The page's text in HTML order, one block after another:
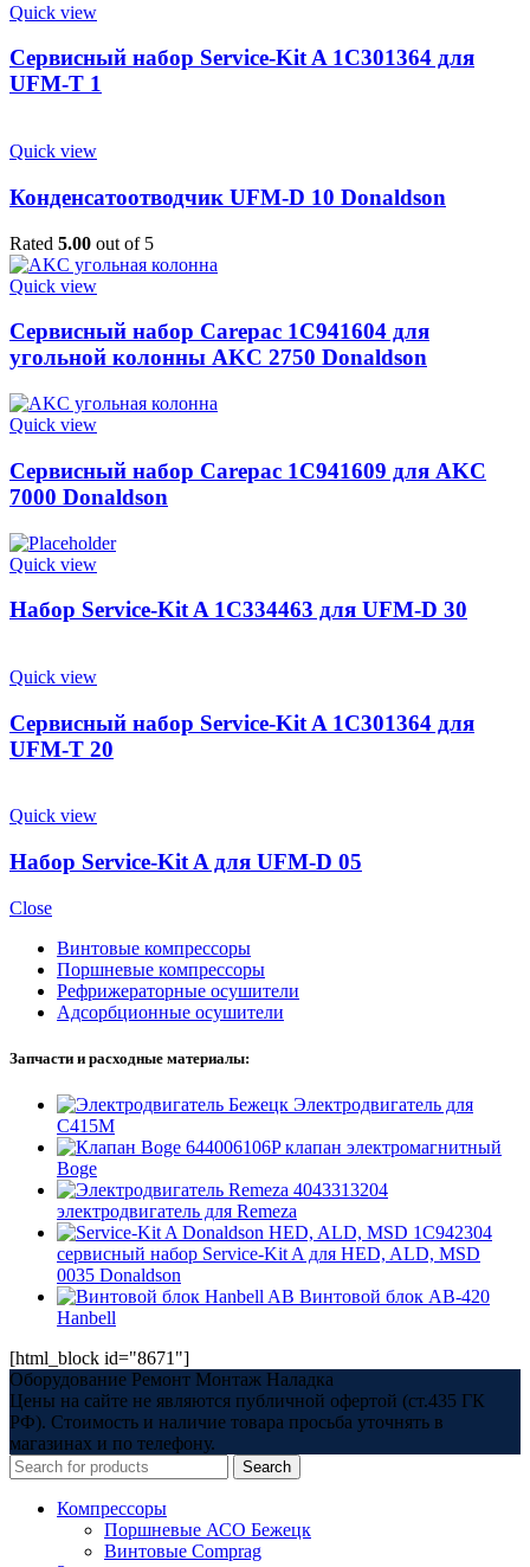
Quick view
Сервисный набор Service-Kit A 1C301364 для
UFM-T 1
Quick view
Конденсатоотводчик UFM-D 10 Donaldson
Rated 5.00 out of 5
Quick view
Сервисный набор Carepac 1C941604 для
угольной колонны AKC 2750 Donaldson
Quick view
Сервисный набор Carepac 1C941609 для AKC
7000 Donaldson
Quick view
Набор Service-Kit A 1C334463 для UFM-D 30
Quick view
Сервисный набор Service-Kit A 1C301364 для
UFM-T 20
Quick view
Набор Service-Kit A для UFM-D 05
Close
Винтовые компрессоры
Поршневые компрессоры
Рефрижераторные осушители
Адсорбционные осушители
Запчасти и расходные материалы:
Электродвигатель для
С415М
644006106P клапан электромагнитный
Boge
4043313204
электродвигатель для Remeza
1C942304
сервисный набор Service-Kit A для HED, ALD, MSD
0035 Donaldson
Винтовой блок AB-420
Hanbell
[html_block id="8671"]
Оборудование Ремонт Монтаж Наладка
Цены на сайте не являются публичной офертой (ст.435 ГК
РФ). Стоимость и наличие товара просьба уточнять в
магазинах и по телефону.
Search
Компрессоры
Поршневые АСО Бежецк
Винтовые Comprag